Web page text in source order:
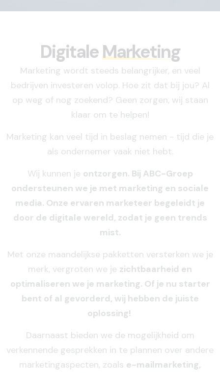
DigitaleMarketing
Marketing wordt steeds belangrijker, en veel
bedrijven investeren volop. Hoe zit dat bij jou? Al
op weg of nog zoekend? Geen zorgen, wij staan
klaar om te helpen!
Marketing kan veel tijd in beslag nemen - tijd die je
als ondernemer vaak niet hebt.
Wij kunnen je ontzorgen. Bij ABC-Groep
ondersteunen we je met marketing en sociale
media. Onze ervaren marketeer begeleidt je
door de digitale wereld, zodat je geen trends
mist.
Met onze maandelijkse pakketten versterken we je
merk, vergroten we je zichtbaarheid en
optimaliseren we je marketing. Of je nu starter
bent of al gevorderd, wij hebben de juiste
oplossing!
Daarnaast bieden we de mogelijkheid om
verkennende gesprekken in te plannen over andere
marketingaspecten, zoals e-mailmarketing,